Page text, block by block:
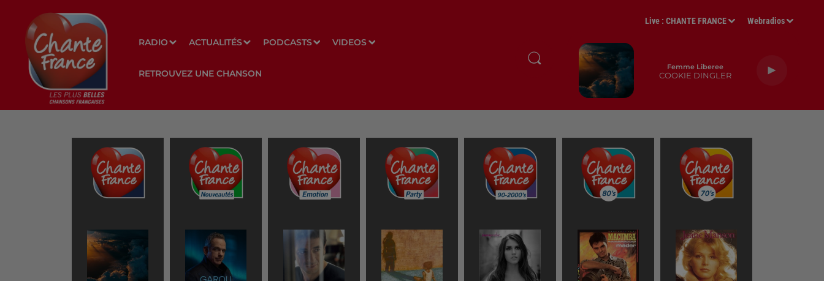
RADIO ACTUALITÉS PODCASTS VIDEOS
RETROUVEZ UNE CHANSON
Live :CHANTE FRANCE Webradios
Femme Liberee
COOKIE DINGLER